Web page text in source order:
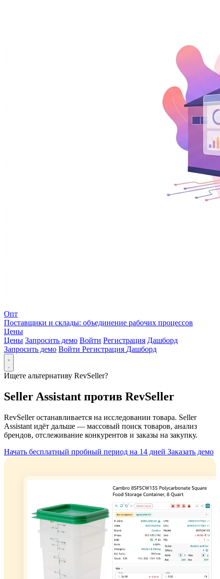
Опт
Поставщики и склады: объединение рабочих процессов
Цены
Цены Запросить демо Войти Регистрация Дашборд
Запросить демо Войти Регистрация Дашборд
Ищете альтернативу RevSeller?
Seller Assistant против RevSeller
RevSeller останавливается на исследовании товара. Seller
Assistant идёт дальше — массовый поиск товаров, анализ
брендов, отслеживание конкурентов и заказы на закупку.
Начать бесплатный пробный период на 14 дней Заказать демо